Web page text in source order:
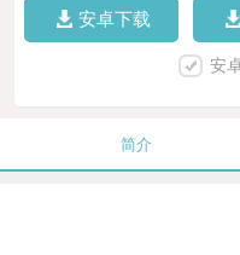
安卓下载
安
简介